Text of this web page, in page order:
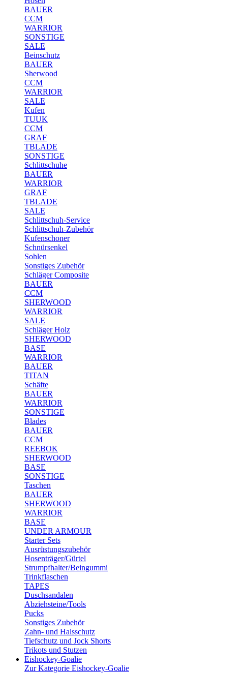
BAUER
CCM
WARRIOR
SONSTIGE
SALE
Beinschutz
BAUER
Sherwood
CCM
WARRIOR
SALE
Kufen
TUUK
CCM
GRAF
TBLADE
SONSTIGE
Schlittschuhe
BAUER
WARRIOR
GRAF
TBLADE
SALE
Schlittschuh-Service
Schlittschuh-Zubehör
Kufenschoner
Schnürsenkel
Sohlen
Sonstiges Zubehör
Schläger Composite
BAUER
CCM
SHERWOOD
WARRIOR
SALE
Schläger Holz
SHERWOOD
BASE
WARRIOR
BAUER
TITAN
Schäfte
BAUER
WARRIOR
SONSTIGE
Blades
BAUER
CCM
REEBOK
SHERWOOD
BASE
SONSTIGE
Taschen
BAUER
SHERWOOD
WARRIOR
BASE
UNDER ARMOUR
Starter Sets
Ausrüstungszubehör
Hosenträger/Gürtel
Strumpfhalter/Beingummi
Trinkflaschen
TAPES
Duschsandalen
Abziehsteine/Tools
Pucks
Sonstiges Zubehör
Zahn- und Halsschutz
Tiefschutz und Jock Shorts
Trikots und Stutzen
Eishockey-Goalie
Zur Kategorie Eishockey-Goalie